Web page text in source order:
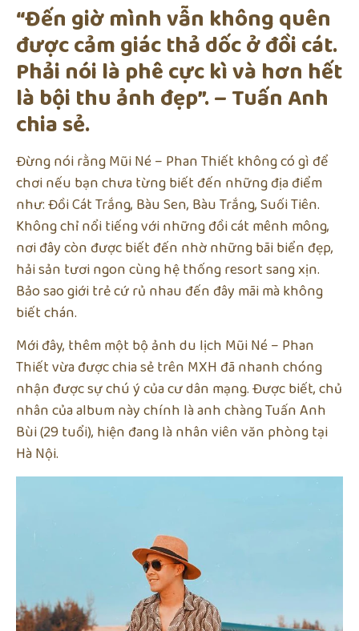
“Đến giờ mình vẫn không quên
được cảm giác thả dốc ở đồi cát.
Phải nói là phê cực kì và hơn hết
là bội thu ảnh đẹp”. – Tuấn Anh
chia sẻ.
Đừng nói rằng Mũi Né – Phan Thiết không có gì để
chơi nếu bạn chưa từng biết đến những địa điểm
như: Đồi Cát Trắng, Bàu Sen, Bàu Trắng, Suối Tiên.
Không chỉ nổi tiếng với những đồi cát mênh mông,
nơi đây còn được biết đến nhờ những bãi biển đẹp,
hải sản tươi ngon cùng hệ thống resort sang xịn.
Bảo sao giới trẻ cứ rủ nhau đến đây mãi mà không
biết chán.
Mới đây, thêm một bộ ảnh du lịch Mũi Né – Phan
Thiết vừa được chia sẻ trên MXH đã nhanh chóng
nhận được sự chú ý của cư dân mạng. Được biết, chủ
nhân của album này chính là anh chàng Tuấn Anh
Bùi (29 tuổi), hiện đang là nhân viên văn phòng tại
Hà Nội.